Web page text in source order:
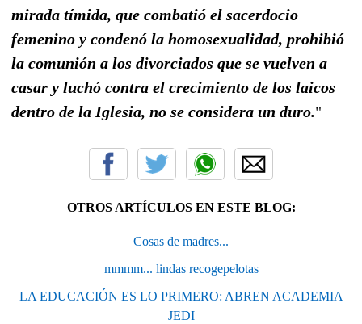
mirada tímida, que combatió el sacerdocio
femenino y condenó la homosexualidad, prohibió
la comunión a los divorciados que se vuelven a
casar y luchó contra el crecimiento de los laicos
dentro de la Iglesia, no se considera un duro."
OTROS ARTÍCULOS EN ESTE BLOG:
Cosas de madres...
mmmm... lindas recogepelotas
LA EDUCACIÓN ES LO PRIMERO: ABREN ACADEMIA
JEDI